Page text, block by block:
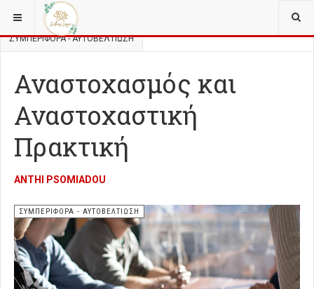
ΒΡΊΣΚΕΣΤΕ ΕΔΏ:
ΣΥΜΠΕΡΙΦΟΡΆ - ΑΥΤΟΒΕΛΤΊΩΣΗ
Αναστοχασμός και
Αναστοχαστική
Πρακτική
ANTHI PSOMIADOU
ΣΥΜΠΕΡΙΦΟΡΆ - ΑΥΤΟΒΕΛΤΊΩΣΗ